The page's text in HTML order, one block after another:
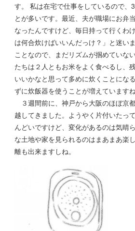
す。 私は在宅で仕事をしているので、
とが多いです。最近、夫が職場にお弁
なったんですけど、毎日持って行くわ
は何合炊けばいいんだっけ？」と迷い
ことなので、まだリズムが掴めていな
たちは２人ともお米をよく食べるし、
いいかなと思って多めに炊くことにな
ずに炊飯器を使うことが増えていますね
３週間前に、神戸から大阪のほぼ京
越してきました。ようやく片付いたっ
んどいですけど、変化があるのは気晴
な土地や家を見られるのはまあまあ楽
離も出来ますしね。